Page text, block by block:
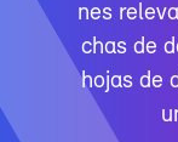
nes
chas de
ho­jas de